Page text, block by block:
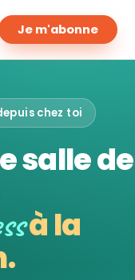
Je m'abonne
chez toi
salle de
à la